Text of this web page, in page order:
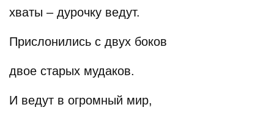
хваты – дурочку ведут.
Прислонились с двух боков
двое старых мудаков.
И ведут в огромный мир,